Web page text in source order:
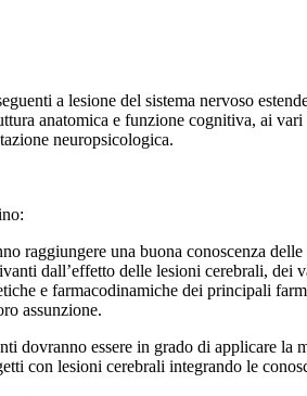
a lesione del sistema nervoso
anatomica e funzione cognitiva, ai
neuropsicologica.
:
raggiungere una buona conoscenza
dall’effetto delle lesioni cerebrali, dei
e farmacodinamiche dei principali
assunzione.
dovranno essere in grado di applicare la
con lesioni cerebrali integrando le